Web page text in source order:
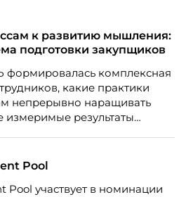
к развитию мышления:
подготовки закупщиков
комплексная
какие практики
непрерывно наращивать
измеримые результаты
«Минеральная изоляция»
Pool
Pool участвует в номинации